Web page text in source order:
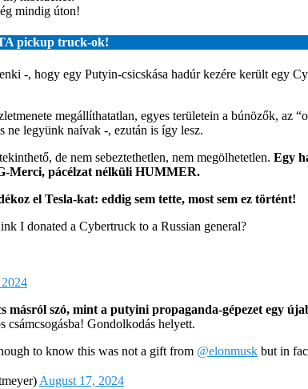
mindig úton!
pickup truck-ok!
-, hogy egy Putyin-csicskása hadúr kezére került egy
megállíthatatlan, egyes területein a búnözők, az
legyünk naívak -, ezután is így lesz.
de nem sebeztethetlen, nem megölhetetlen. Egy
Merci, pácélzat nélküli HUMMER.
el Tesla-kat: eddig sem tette, most sem ez történt!
I donated a Cybertruck to a Russian general?
másról szó, mint a putyini propaganda-gépezet egy
csámcsogásba! Gondolkodás helyett.
to know this was not a gift from @elonmusk but in
August 17, 2024